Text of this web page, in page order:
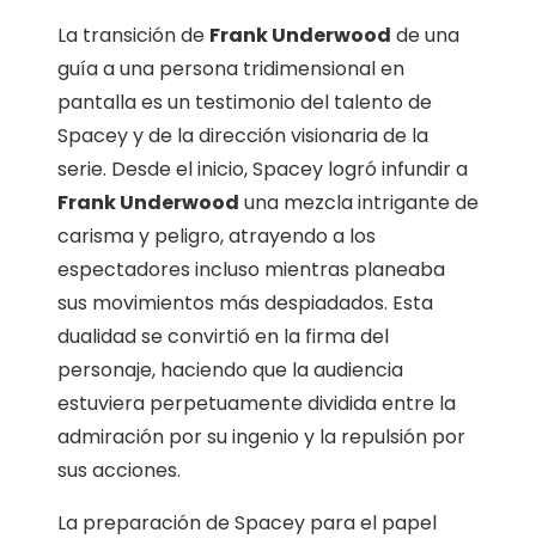
La transición de Frank Underwood de una
guía a una persona tridimensional en
pantalla es un testimonio del talento de
Spacey y de la dirección visionaria de la
serie. Desde el inicio, Spacey logró infundir a
Frank Underwood una mezcla intrigante de
carisma y peligro, atrayendo a los
espectadores incluso mientras planeaba
sus movimientos más despiadados. Esta
dualidad se convirtió en la firma del
personaje, haciendo que la audiencia
estuviera perpetuamente dividida entre la
admiración por su ingenio y la repulsión por
sus acciones.
La preparación de Spacey para el papel